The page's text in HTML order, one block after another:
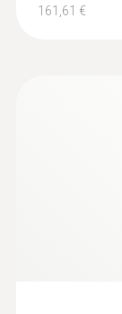
161,61 €